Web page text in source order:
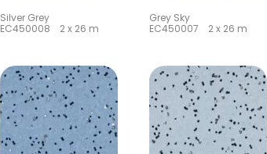
Silver Grey
EC450008 2 x 26 m
Grey Sky
EC450007 2 x 26 m